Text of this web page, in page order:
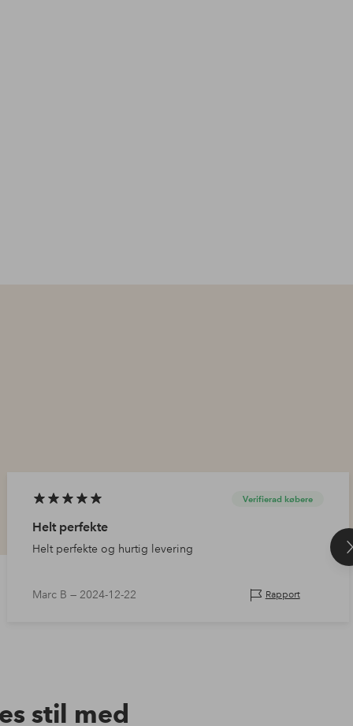
Verifierad købere
Helt perfekte
Helt perfekte og hurtig levering
Marc B — 2024-12-22 Rapport
stil med